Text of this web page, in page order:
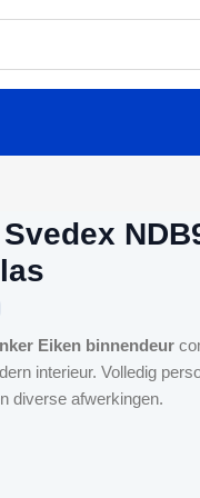
Eiken binnendeur
interieur. Volledig
diverse afwerkingen.